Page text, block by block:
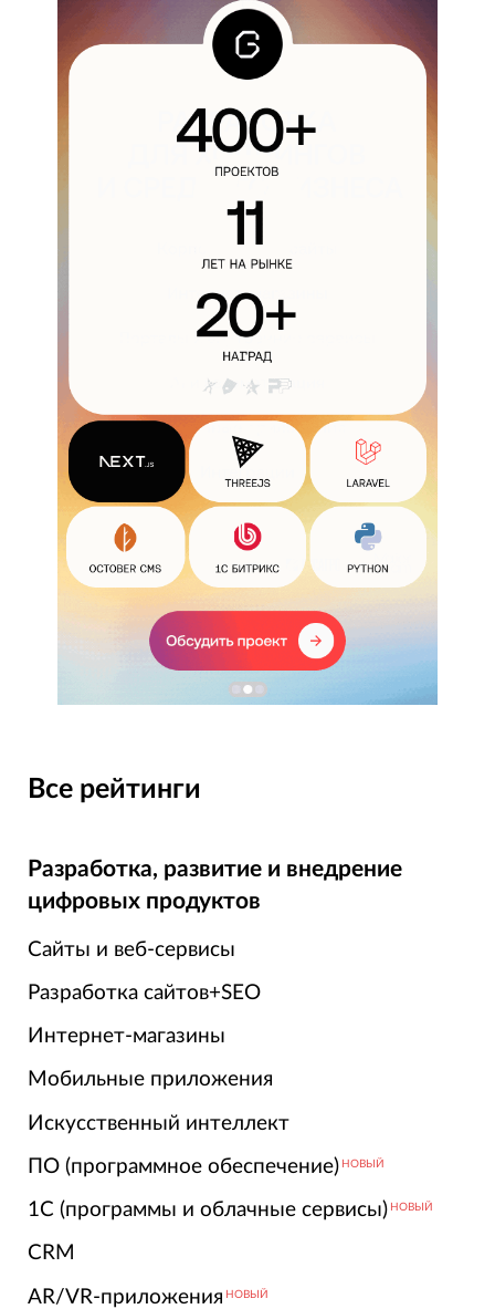
Все рейтинги
Разработка, развитие и внедрение
цифровых продуктов
Сайты и веб-сервисы
Разработка сайтов+SEO
Интернет-магазины
Мобильные приложения
Искусственный интеллект
ПО (программное обеспечение) НОВЫЙ
1С (программы и облачные сервисы) НОВЫЙ
CRM
AR/VR-приложения НОВЫЙ